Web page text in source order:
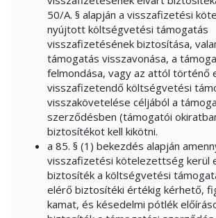
50/A. § alapján a visszafizetési
nyújtott költségvetési támogatás
visszafizetésének biztosítása,
támogatás visszavonása, a
felmondása, vagy az attól történő
visszafizetendő költségvetési
visszakövetelése céljából a
szerződésben (támogatói
biztosítékot kell kikötni.
a 85. § (1) bekezdés alapján
visszafizetési kötelezettség kerül
biztosíték a költségvetési
elérő biztosítéki értékig kérhető,
kamat, és késedelmi pótlék